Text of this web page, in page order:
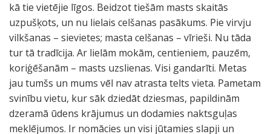
kā tie vietējie līgos. Beidzot tiešām masts skaitās
uzpušķots, un nu lielais celšanas pasākums. Pie virvju
vilkšanas – sievietes; masta celšanas – vīrieši. Nu tāda
tur tā tradīcija. Ar lielām mokām, centieniem, pauzēm,
koriģēšanām – masts uzslienas. Visi gandarīti. Metas
jau tumšs un mums vēl nav atrasta telts vieta. Pametam
svinību vietu, kur sāk dziedāt dziesmas, papildinām
dzeramā ūdens krājumus un dodamies naktsguļas
meklējumos. Ir nomācies un visi jūtamies slapji un